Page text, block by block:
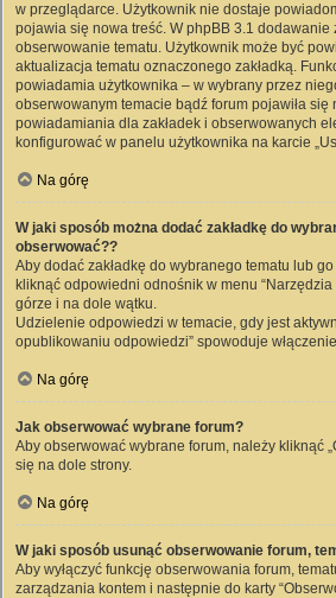
w przeglądarce. Użytkownik nie dostaje
pojawia się nowa treść. W phpBB 3.1 dodawanie
obserwowanie tematu. Użytkownik może być
aktualizacja tematu oznaczonego zakładką.
powiadamia użytkownika – w wybrany przez
obserwowanym temacie bądź forum pojawiła się
powiadamiania dla zakładek i obserwowanych
konfigurować w panelu użytkownika na karcie
Na górę
W jaki sposób można dodać zakładkę do
obserwować??
Aby dodać zakładkę do wybranego tematu lub
kliknąć odpowiedni odnośnik w menu
górze i na dole wątku.
Udzielenie odpowiedzi w temacie, gdy jest
opublikowaniu odpowiedzi” spowoduje
Na górę
Jak obserwować wybrane forum?
Aby obserwować wybrane forum, należy kliknąć
się na dole strony.
Na górę
W jaki sposób usunąć obserwowanie forum,
Aby wyłączyć funkcję obserwowania forum,
zarządzania kontem i następnie do karty